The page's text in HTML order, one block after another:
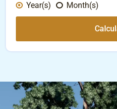
Year(s) Month(s)